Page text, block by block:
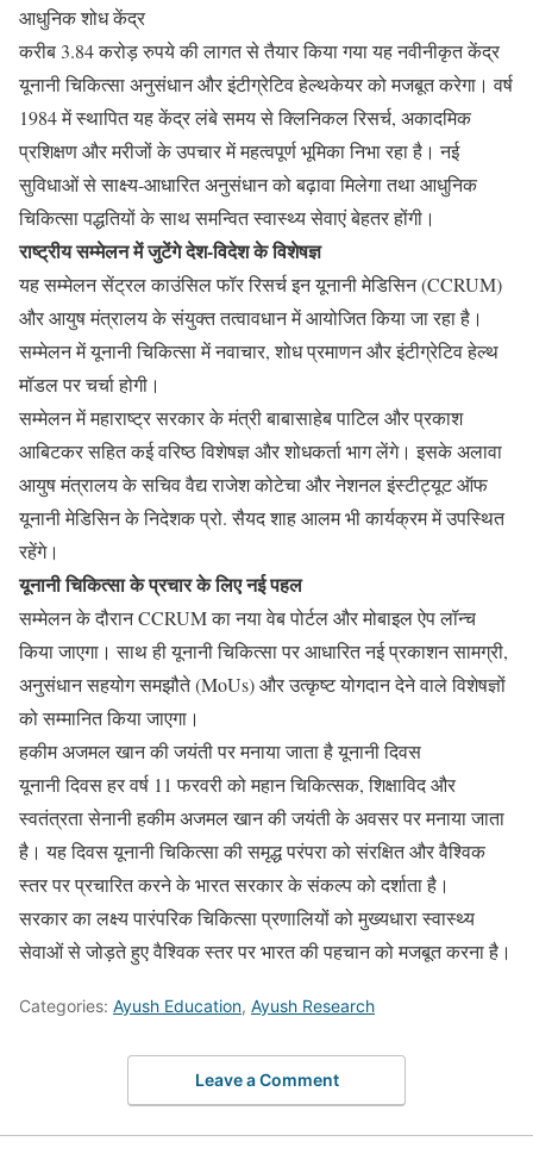
आधुनिक शोध केंद्र
करीब 3.84 करोड़ रुपये की लागत से तैयार किया गया यह नवीनीकृत केंद्र
यूनानी चिकित्सा अनुसंधान और इंटीग्रेटिव हेल्थकेयर को मजबूत करेगा। वर्ष
1984 में स्थापित यह केंद्र लंबे समय से क्लिनिकल रिसर्च, अकादमिक
प्रशिक्षण और मरीजों के उपचार में महत्वपूर्ण भूमिका निभा रहा है। नई
सुविधाओं से साक्ष्य-आधारित अनुसंधान को बढ़ावा मिलेगा तथा आधुनिक
चिकित्सा पद्धतियों के साथ समन्वित स्वास्थ्य सेवाएं बेहतर होंगी।
राष्ट्रीय सम्मेलन में जुटेंगे देश-विदेश के विशेषज्ञ
यह सम्मेलन सेंट्रल काउंसिल फॉर रिसर्च इन यूनानी मेडिसिन (CCRUM)
और आयुष मंत्रालय के संयुक्त तत्वावधान में आयोजित किया जा रहा है।
सम्मेलन में यूनानी चिकित्सा में नवाचार, शोध प्रमाणन और इंटीग्रेटिव हेल्थ
मॉडल पर चर्चा होगी।
सम्मेलन में महाराष्ट्र सरकार के मंत्री बाबासाहेब पाटिल और प्रकाश
आबिटकर सहित कई वरिष्ठ विशेषज्ञ और शोधकर्ता भाग लेंगे। इसके अलावा
आयुष मंत्रालय के सचिव वैद्य राजेश कोटेचा और नेशनल इंस्टीट्यूट ऑफ
यूनानी मेडिसिन के निदेशक प्रो. सैयद शाह आलम भी कार्यक्रम में उपस्थित
रहेंगे।
यूनानी चिकित्सा के प्रचार के लिए नई पहल
सम्मेलन के दौरान CCRUM का नया वेब पोर्टल और मोबाइल ऐप लॉन्च
किया जाएगा। साथ ही यूनानी चिकित्सा पर आधारित नई प्रकाशन सामग्री,
अनुसंधान सहयोग समझौते (MoUs) और उत्कृष्ट योगदान देने वाले विशेषज्ञों
को सम्मानित किया जाएगा।
हकीम अजमल खान की जयंती पर मनाया जाता है यूनानी दिवस
यूनानी दिवस हर वर्ष 11 फरवरी को महान चिकित्सक, शिक्षाविद और
स्वतंत्रता सेनानी हकीम अजमल खान की जयंती के अवसर पर मनाया जाता
है। यह दिवस यूनानी चिकित्सा की समृद्ध परंपरा को संरक्षित और वैश्विक
स्तर पर प्रचारित करने के भारत सरकार के संकल्प को दर्शाता है।
सरकार का लक्ष्य पारंपरिक चिकित्सा प्रणालियों को मुख्यधारा स्वास्थ्य
सेवाओं से जोड़ते हुए वैश्विक स्तर पर भारत की पहचान को मजबूत करना है।
Categories: Ayush Education, Ayush Research
Leave a Comment